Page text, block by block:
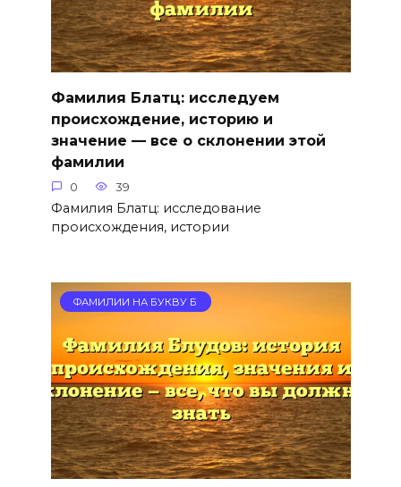
Фамилия Блатц: исследуем
происхождение, историю и
значение — все о склонении этой
фамилии
0 39
Фамилия Блатц: исследование
происхождения, истории
ФАМИЛИИ НА БУКВУ Б